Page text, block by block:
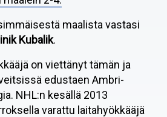
maalista vastasi
Kubalik.
on viettänyt tämän ja
edustaen Ambri-
NHL:n kesällä 2013
varattu laitahyökkääjä